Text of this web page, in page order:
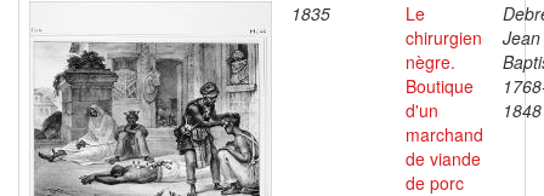
1835
Le
chirurgien
nègre.
Boutique
d'un
marchand
de viande
de porc
Jean
1848